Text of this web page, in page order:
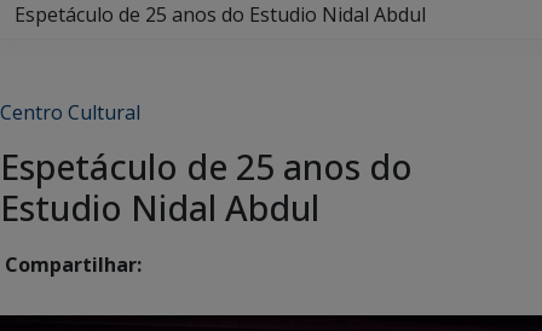
Espetáculo de 25 anos do Estudio Nidal Abdul
Centro Cultural
Espetáculo de 25 anos do
Estudio Nidal Abdul
Compartilhar: